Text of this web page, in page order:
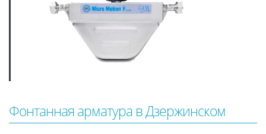
Фонтанная арматура в Дзержинском